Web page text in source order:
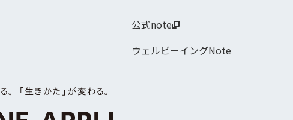
公式note
ウェルビーイングNote